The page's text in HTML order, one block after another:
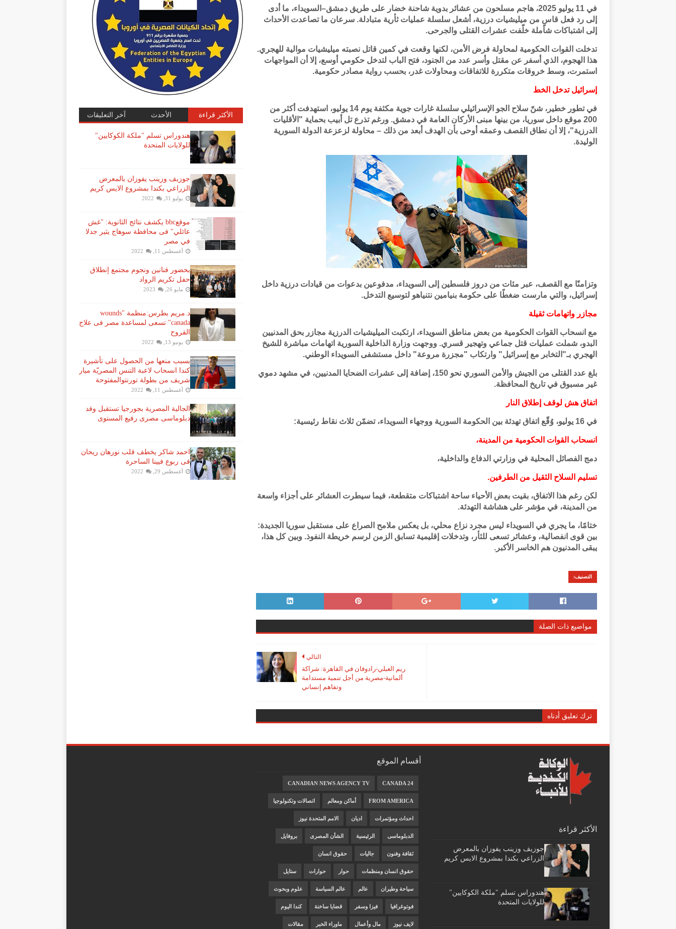
في 11 يوليو 2025، هاجم مسلحون من عشائر بدوية شاحنة خضار على طريق دمشق–السويداء، ما أدى
إلى رد فعل قاسٍ من ميليشيات درزية، أشعل سلسلة عمليات ثأرية متبادلة. سرعان ما تصاعدت الأحداث
إلى اشتباكات شاملة خلّفت عشرات القتلى والجرحى.
تدخلت القوات الحكومية لمحاولة فرض الأمن، لكنها وقعت في كمين قاتل نصبته ميليشيات موالية للهجري.
هذا الهجوم، الذي أسفر عن مقتل وأسر عدد من الجنود، فتح الباب لتدخل حكومي أوسع، إلا أن المواجهات
استمرت، وسط خروقات متكررة للاتفاقات ومحاولات غدر، بحسب رواية مصادر حكومية.
إسرائيل تدخل الخط
في تطور خطير، شنّ سلاح الجو الإسرائيلي سلسلة غارات جوية مكثفة يوم 14 يوليو، استهدفت أكثر من
200 موقع داخل سوريا، من بينها مبنى الأركان العامة في دمشق. ورغم تذرع تل أبيب بحماية "الأقليات
الدرزية"، إلا أن نطاق القصف وعمقه أوحى بأن الهدف أبعد من ذلك – محاولة لزعزعة الدولة السورية
الوليدة.
وتزامنًا مع القصف، عبر مئات من دروز فلسطين إلى السويداء، مدفوعين بدعوات من قيادات درزية داخل
إسرائيل، والتي مارست ضغطًا على حكومة بنيامين نتنياهو لتوسيع التدخل.
مجازر واتهامات ثقيلة
مع انسحاب القوات الحكومية من بعض مناطق السويداء، ارتكبت الميليشيات الدرزية مجازر بحق المدنيين
البدو، شملت عمليات قتل جماعي وتهجير قسري. ووجهت وزارة الداخلية السورية اتهامات مباشرة للشيخ
الهجري بـ"التخابر مع إسرائيل" وارتكاب "مجزرة مروعة" داخل مستشفى السويداء الوطني.
بلغ عدد القتلى من الجيش والأمن السوري نحو 150، إضافة إلى عشرات الضحايا المدنيين، في مشهد دموي
غير مسبوق في تاريخ المحافظة.
اتفاق هش لوقف إطلاق النار
في 16 يوليو، وُقّع اتفاق تهدئة بين الحكومة السورية ووجهاء السويداء، تضمّن ثلاث نقاط رئيسية:
انسحاب القوات الحكومية من المدينة،
دمج الفصائل المحلية في وزارتي الدفاع والداخلية،
تسليم السلاح الثقيل من الطرفين.
لكن رغم هذا الاتفاق، بقيت بعض الأحياء ساحة اشتباكات متقطعة، فيما سيطرت العشائر على أجزاء واسعة
من المدينة، في مؤشر على هشاشة التهدئة.
ختامًا، ما يجري في السويداء ليس مجرد نزاع محلي، بل يعكس ملامح الصراع على مستقبل سوريا الجديدة:
بين قوى انفصالية، وعشائر تسعى للثأر، وتدخلات إقليمية تسابق الزمن لرسم خريطة النفوذ. وبين كل هذا،
يبقى المدنيون هم الخاسر الأكبر.
التصنيف:
مواضيع ذات الصلة
التالي
ريم العبلي-رادوفان في القاهرة: شراكة
ألمانية-مصرية من أجل تنمية مستدامة
وتفاهم إنساني
ترك تعليق أدناه
الأكثر قراءة الأحدث آخر التعليقات
هندوراس تسلم "ملكة الكوكايين"
للولايات المتحدة
جوزيف وزينب يفوزان بالمعرض
الزراعي بكندا بمشروع الايس كريم
يوليو 31, 2022
موقعbbc يكشف نتائج الثانوية: "غش
عائلي" فى محافظة سوهاج يثير جدلا
في مصر
أغسطس 11, 2022
بحضور فنانين ونجوم مجتمع إنطلاق
حفل تكريم الرواد
مايو 26, 2023
د.مريم بطرس:منظمة "wounds
canada" تسعى لمساعدة مصر فى علاج
القروح
يونيو 13, 2022
بسبب منعها من الحصول على تأشيرة
كندا انسحاب لاعبة ​التنس​ المصريّة ​ميار
شريف​ من بطولة ​تورنتو​المفتوحة
أغسطس 11, 2022
الجالية المصرية بجورجيا تستقبل وفد
دبلوماسى مصرى رفيع المستوى
احمد شاكر يخطف قلب نورهان ريحان
فى ربوع فيينا الساحرة
أغسطس 29, 2022
الأكثر قراءة
جوزيف وزينب يفوزان بالمعرض
الزراعي بكندا بمشروع الايس كريم
هندوراس تسلم "ملكة الكوكايين"
للولايات المتحدة
أقسام الموقع
CANADA 24
CANADIAN NEWS AGENCY TV
FROM AMERICA أماكن ومعالم اتصالات وتكنولوجيا
احداث ومؤتمرات اديان الامم المتحدة نيوز
الدبلوماسى الرئيسية الشأن المصرى بروفايل
ثقافة وفنون جاليات حقوق انسان
حقوق انسان ومنظمات حوار حوارات ستايل
سياحة وطيران عالم عالم السياسة علوم وبحوث
فوتوغرافيا فيزا وسفر قضايا ساخنة كندا اليوم
لايف نيوز مال وأعمال ماوراء الخبر مقالات